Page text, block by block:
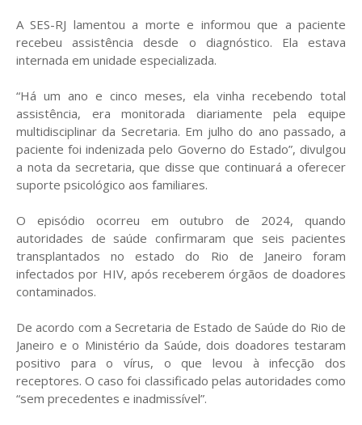
A SES-RJ lamentou a morte e informou que a paciente
recebeu assistência desde o diagnóstico. Ela estava
internada em unidade especializada.
“Há um ano e cinco meses, ela vinha recebendo total
assistência, era monitorada diariamente pela equipe
multidisciplinar da Secretaria. Em julho do ano passado, a
paciente foi indenizada pelo Governo do Estado”, divulgou
a nota da secretaria, que disse que continuará a oferecer
suporte psicológico aos familiares.
O episódio ocorreu em outubro de 2024, quando
autoridades de saúde confirmaram que seis pacientes
transplantados no estado do Rio de Janeiro foram
infectados por HIV, após receberem órgãos de doadores
contaminados.
De acordo com a Secretaria de Estado de Saúde do Rio de
Janeiro e o Ministério da Saúde, dois doadores testaram
positivo para o vírus, o que levou à infecção dos
receptores. O caso foi classificado pelas autoridades como
“sem precedentes e inadmissível”.